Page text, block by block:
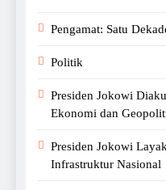
Pengamat: Satu
Politik
Presiden Jokowi
Ekonomi dan
Presiden Jokowi
Infrastruktur Nasional